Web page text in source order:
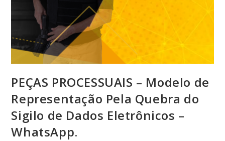
PEÇAS PROCESSUAIS – Modelo de
Representação Pela Quebra do
Sigilo de Dados Eletrônicos –
WhatsApp.